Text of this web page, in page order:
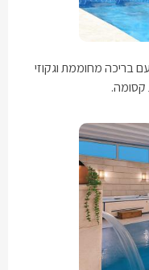
בריכה מחוממת וגקוזי
קסומה.